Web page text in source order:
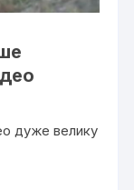
дуже велику